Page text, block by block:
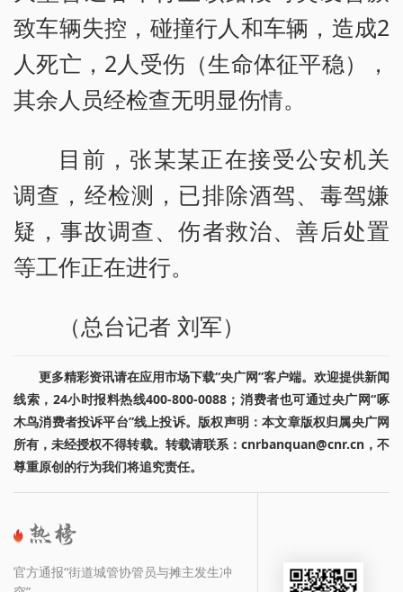
致车辆失控，碰撞行人和车辆，造成2
人死亡，2人受伤（生命体征平稳），
其余人员经检查无明显伤情。
目前，张某某正在接受公安机关
调查，经检测，已排除酒驾、毒驾嫌
疑，事故调查、伤者救治、善后处置
等工作正在进行。
（总台记者 刘军）
更多精彩资讯请在应用市场下载“央广网”客户端。欢迎提供新闻
线索，24小时报料热线400-800-0088；消费者也可通过央广网“啄
木鸟消费者投诉平台”线上投诉。版权声明：本文章版权归属央广网
所有，未经授权不得转载。转载请联系：cnrbanquan@cnr.cn，不
尊重原创的行为我们将追究责任。
官方通报“街道城管协管员与摊主发生冲